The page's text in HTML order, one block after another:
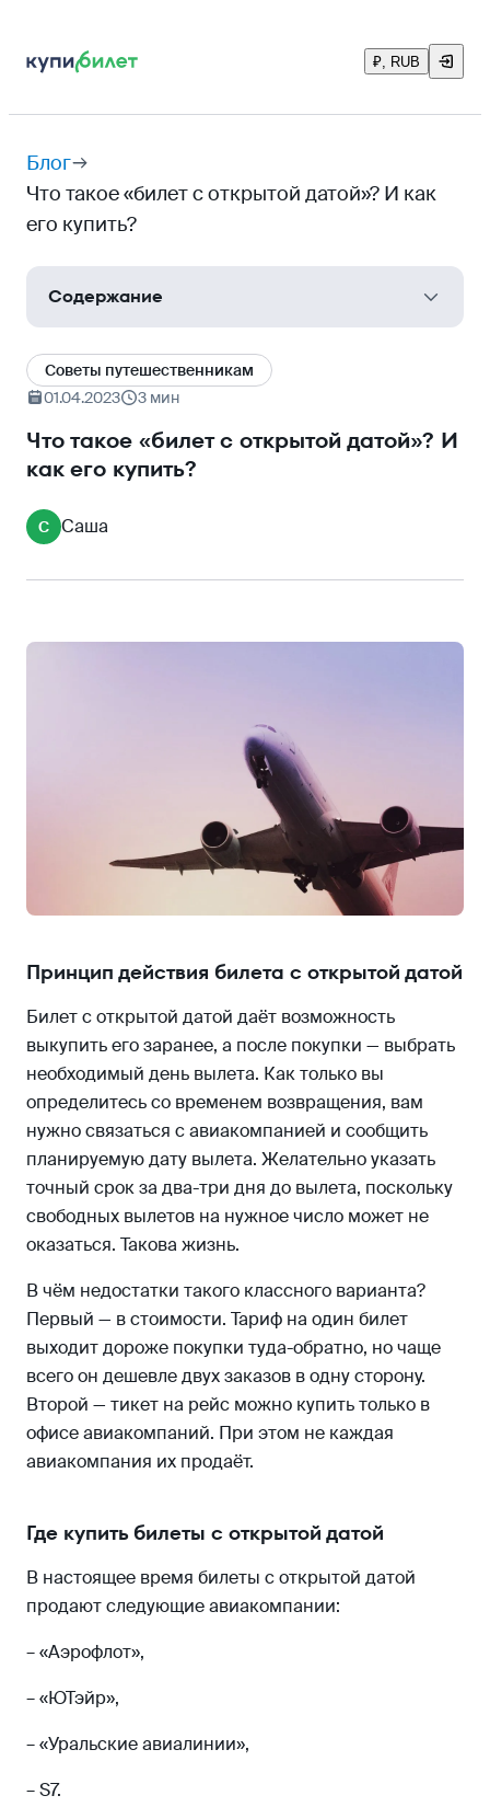
₽, RUB
Блог
Что такое «билет с открытой датой»? И как
его купить?
Содержание
Принцип действия билета с открытой датой
Где купить билеты с открытой датой
Сколько можно думать о возвращении
Когда стоит задуматься о покупке билета с
Cоветы путешественникам
01.04.2023
3 мин
Что такое «билет с открытой датой»? И
как его купить?
С Саша
Принцип действия билета с открытой датой
Билет с открытой датой даёт возможность
выкупить его заранее, а после покупки — выбрать
необходимый день вылета. Как только вы
определитесь со временем возвращения, вам
нужно связаться с авиакомпанией и сообщить
планируемую дату вылета. Желательно указать
точный срок за два-три дня до вылета, поскольку
свободных вылетов на нужное число может не
оказаться. Такова жизнь.
В чём недостатки такого классного варианта?
Первый — в стоимости. Тариф на один билет
выходит дороже покупки туда-обратно, но чаще
всего он дешевле двух заказов в одну сторону.
Второй — тикет на рейс можно купить только в
офисе авиакомпаний. При этом не каждая
авиакомпания их продаёт.
Где купить билеты с открытой датой
В настоящее время билеты с открытой датой
продают следующие авиакомпании:
– «Аэрофлот»,
– «ЮТэйр»,
– «Уральские авиалинии»,
– S7.